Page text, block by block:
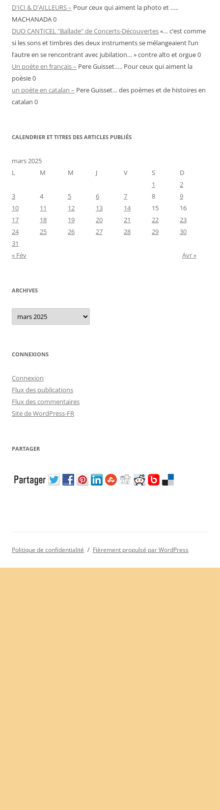
D'ICI & D'AILLEURS – Pour ceux qui aiment la photo et …..
MACHANADA 0
DUO CANTICEL "Ballade" de Concerts-Découvertes«… c’est comme
si les sons et timbres des deux instruments se mélangeaient l’un
l’autre en se rencontrant avec jubilation… » contre alto et orgue 0
Un poète en français – Pere Guisset….. Pour ceux qui aiment la
poèsie 0
un poète en catalan – Pere Guisset… des poèmes et de histoires en
catalan 0
CALENDRIER ET TITRES DES ARTICLES PUBLIÉS
mars 2025
L
M M J V S
D
1
2
3
4 5 6 7 8
9
10
11 12 13 14 15
16
17
18 19 20 21 22
23
24
25 26 27 28 29
30
31
« Fév
Avr »
ARCHIVES
Archives
CONNEXIONS
Connexion
Flux des publications
Flux des commentaires
Site de WordPress-FR
PARTAGER
Politique de confidentialité Fièrement propulsé par WordPress